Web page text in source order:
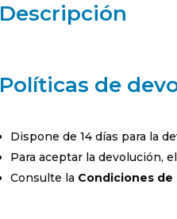
Descripción
Políticas de
Dispone de 14 días para la
Para aceptar la devolución,
Consulte la Condiciones de